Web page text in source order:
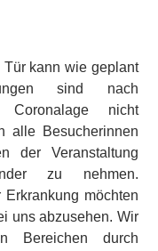
Tür kann wie geplant
sind nach
Coronalage nicht
alle Besucherinnen
der Veranstaltung
zu nehmen.
möchten
uns abzusehen. Wir
Bereichen durch